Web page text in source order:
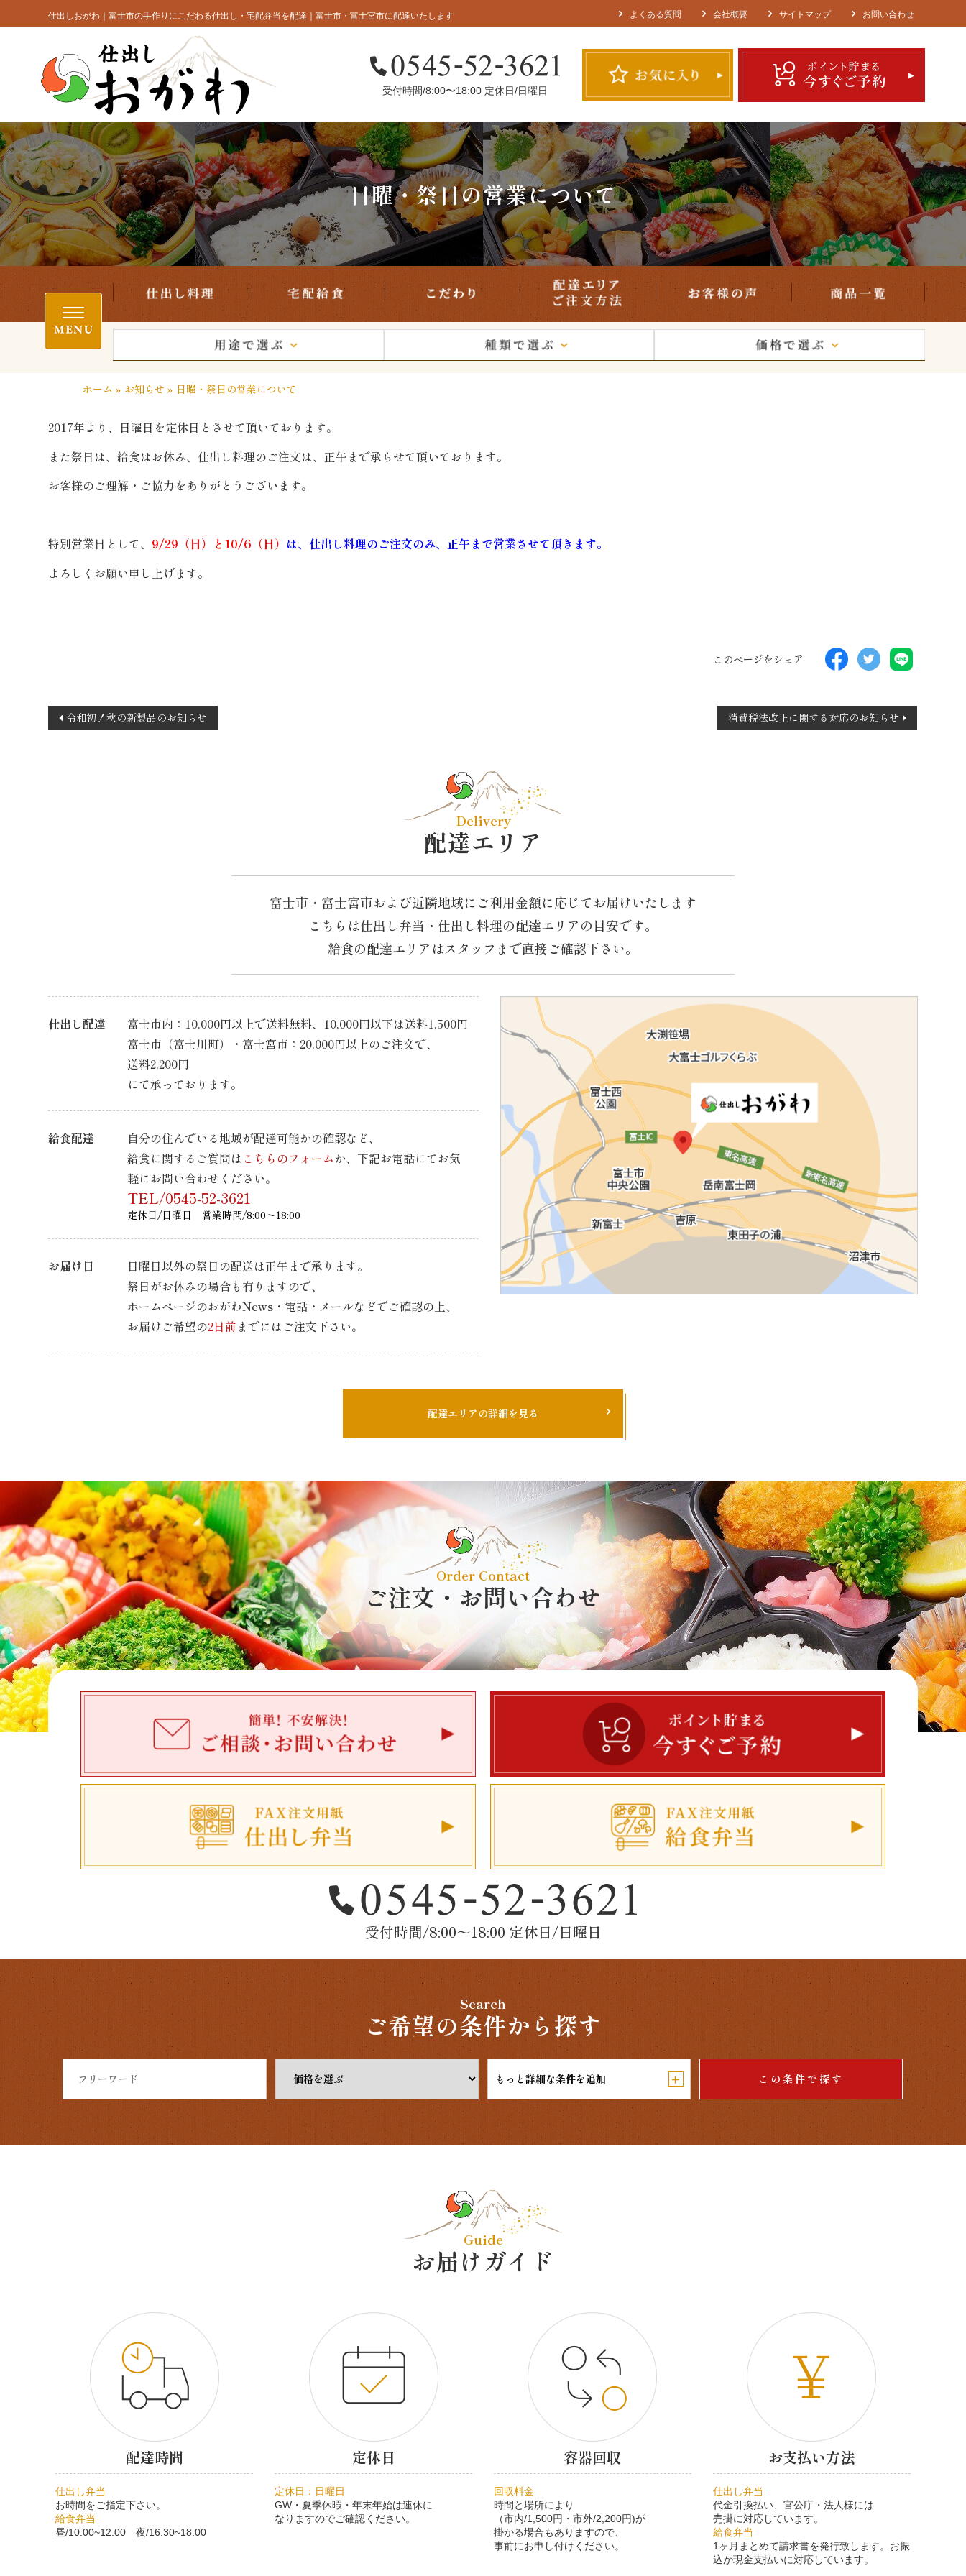
ン
キ
ッ
プ
仕出しおがわ｜富士市の手作りにこだわる仕出し・宅配弁当を配達｜富士市・富士宮市に配達いたします よくある質問 会社概要 サイトマップ お問い合わせ
受付時間/8:00〜18:00 定休日/日曜日
日曜・祭日の営業について
仕出し料理 宅配給食 お客様の声 商品一覧
用途で選ぶ 種類で選ぶ 価格で選ぶ
ホーム » お知らせ » 日曜・祭日の営業について
2017年より、日曜日を定休日とさせて頂いております。
また祭日は、給食はお休み、仕出し料理のご注文は、正午まで承らせて頂いております。
お客様のご理解・ご協力をありがとうございます。
特別営業日として、 9/29（日）と10/6（日） は、仕出し料理のご注文のみ、正午まで営業させて頂きます。
よろしくお願い申し上げます。
このページをシェア
投
稿
令和初！秋の新製品のお知らせ 消費税法改正に関する対応のお知らせ
Delivery
配達エリア
富士市・富士宮市および近隣地域に ご利用金額に応じてお届けいたします
こちらは仕出し弁当・仕出し料理の配達エリアの目安です。
給食の配達エリアはスタッフまで直接ご確認下さい。
仕出し配達
富士市内：10,000円以上で送料無料、10,000円以下は送料1,500円
富士市（富士川町）・富士宮市：20,000円以上のご注文で、
送料2,200円
にて承っております。
給食配達
自分の住んでいる地域が配達可能かの確認など、
給食に関するご質問は こちらのフォームか、下記お電話にてお気
軽にお問い合わせください。
TEL/0545-52-3621
定休日/日曜日 営業時間/8:00～18:00
お届け日
日曜日以外の祭日の配送は正午まで承ります。
祭日がお休みの場合も有りますので、
ホームページのおがわNews・電話・メールなどでご確認の上、
お届けご希望の2日前 までには ご注文下さい。
配達エリアの詳細を見る
Order Contact
ご注文・お問い合わせ
受付時間/8:00～18:00 定休日/日曜日
Search
ご希望の条件から探す
もっと詳細な条件を追加 + この条件で探す
Guide
お届けガイド
配達時間
仕出し弁当
お時間をご指定下さい。
給食弁当
昼/10:00~12:00 夜/16:30~18:00
定休日
定休日：日曜日
GW・夏季休暇・年末年始は連休に
なりますのでご確認ください。
容器回収
回収料金
時間と場所により
（市内/1,500円・市外/2,200円)が
掛かる場合もありますので、
事前にお申し付けください。
お支払い方法
仕出し弁当
代金引換払い、官公庁・法人様には
売掛に対応しています。
給食弁当
1ヶ月まとめて請求書を発行致します。お振
込か現金支払いに対応しています。